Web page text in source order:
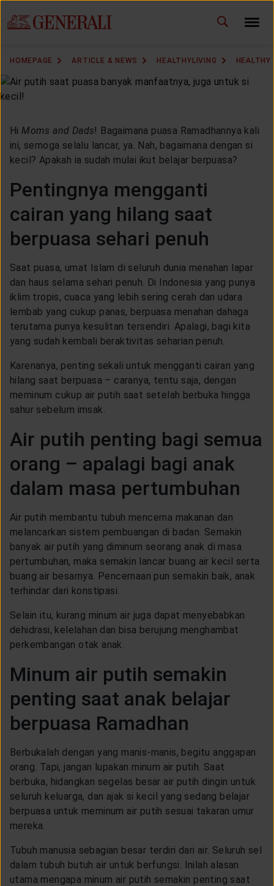
HOMEPAGE ARTICLE & NEWS HEALTHYLIVING HEALTHY
Hi Moms and Dads! Bagaimana puasa Ramadhannya kali
ini, semoga selalu lancar, ya. Nah, bagaimana dengan si
kecil? Apakah ia sudah mulai ikut belajar berpuasa?
Pentingnya mengganti
cairan yang hilang saat
berpuasa sehari penuh
Saat puasa, umat Islam di seluruh dunia menahan lapar
dan haus selama sehari penuh. Di Indonesia yang punya
iklim tropis, cuaca yang lebih sering cerah dan udara
lembab yang cukup panas, berpuasa menahan dahaga
terutama punya kesulitan tersendiri. Apalagi, bagi kita
yang sudah kembali beraktivitas seharian penuh.
Karenanya, penting sekali untuk mengganti cairan yang
hilang saat berpuasa – caranya, tentu saja, dengan
meminum cukup air putih saat setelah berbuka hingga
sahur sebelum imsak.
Air putih penting bagi semua
orang – apalagi bagi anak
dalam masa pertumbuhan
Air putih membantu tubuh mencerna makanan dan
melancarkan sistem pembuangan di badan. Semakin
banyak air putih yang diminum seorang anak di masa
pertumbuhan, maka semakin lancar buang air kecil serta
buang air besarnya. Pencernaan pun semakin baik, anak
terhindar dari konstipasi.
Selain itu, kurang minum air juga dapat menyebabkan
dehidrasi, kelelahan dan bisa berujung menghambat
perkembangan otak anak.
Minum air putih semakin
penting saat anak belajar
berpuasa Ramadhan
Berbukalah dengan yang manis-manis, begitu anggapan
orang. Tapi, jangan lupakan minum air putih. Saat
berbuka, hidangkan segelas besar air putih dingin untuk
seluruh keluarga, dan ajak si kecil yang sedang belajar
berpuasa untuk meminum air putih sesuai takaran umur
mereka.
Tubuh manusia sebagian besar terdiri dari air. Seluruh sel
dalam tubuh butuh air untuk berfungsi. Inilah alasan
utama mengapa minum air putih semakin penting saat
CHANGE LANGUAGE ID EN
MARKETING OFFICE
OUR SOLUTION
CUSTOMER SERVICE
ARTICLE & NEWS
ABOUT GENERALI
EVENTS
KEAGENAN